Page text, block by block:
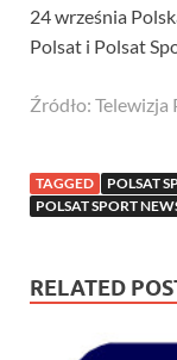
24 września
Polsat i Polsat
Źródło: Telewizja
TAGGED POLSAT
POLSAT SPORT
RELATED